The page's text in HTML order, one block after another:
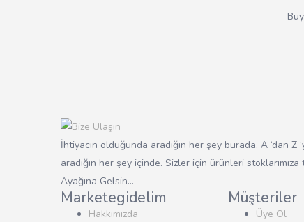
İhtiyacın olduğunda aradığın her şey burada. A ‘dan
aradığın her şey içinde. Sizler için ürünleri
Ayağına Gelsin…
Marketegidelim
Hakkımızda
Müşteriler
Üye Ol